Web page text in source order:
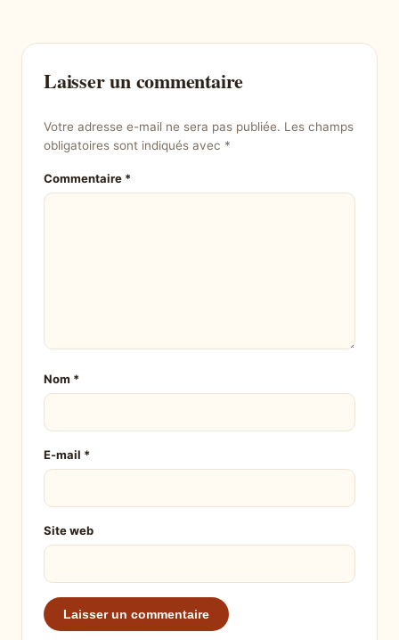
Laisser un commentaire
Votre adresse e-mail ne sera pas publiée. Les champs
obligatoires sont indiqués avec *
Commentaire *
Nom *
E-mail *
Site web